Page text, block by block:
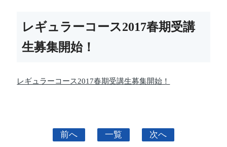
レギュラーコース2017春期受講
生募集開始！
レギュラーコース2017春期受講生募集開始！
前へ 一覧 次へ